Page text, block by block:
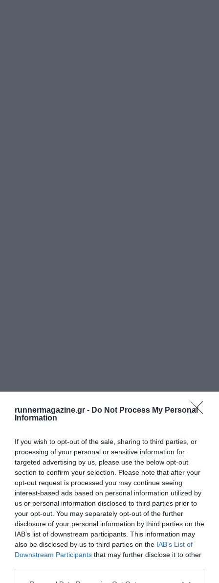
runnermagazine.gr - Do Not Process My Personal
Information
If you wish to opt-out of the sale, sharing to third parties, or
processing of your personal or sensitive information for
targeted advertising by us, please use the below opt-out
section to confirm your selection. Please note that after your
opt-out request is processed you may continue seeing
interest-based ads based on personal information utilized by
us or personal information disclosed to third parties prior to
your opt-out. You may separately opt-out of the further
disclosure of your personal information by third parties on the
IAB’s list of downstream participants. This information may
also be disclosed by us to third parties on the IAB’s List of
Downstream Participants that may further disclose it to other